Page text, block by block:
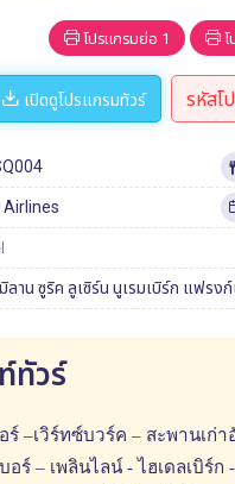
โปรแกรมย่อ 1
เปิดดูโปรแกรมทัวร์ รหัสโ
Airlines
มิลาน ซูริค ลูเซิร์น นูเรมเบิร์ก แฟรงก์
ทัวร์
–เวิร์ทซ์บวร์ค – สะพานเก่
อร์ – เพลินไลน์ - ไฮเดลเบิร์